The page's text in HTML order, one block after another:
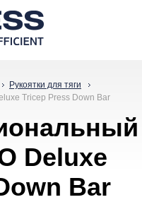
Рукоятки для тяги
Tricep Press Down Bar
Deluxe
Bar